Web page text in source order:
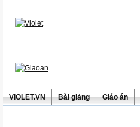
ViOLET.VN Bài giảng Giáo án